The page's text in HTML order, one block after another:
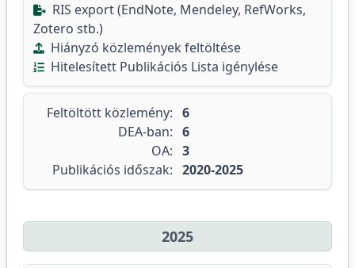
RIS export (EndNote, Mendeley, RefWorks,
Zotero stb.)
Hiányzó közlemények feltöltése
Hitelesített Publikációs Lista igénylése
Feltöltött közlemény: 6
DEA-ban: 6
OA: 3
Publikációs időszak: 2020-2025
2025